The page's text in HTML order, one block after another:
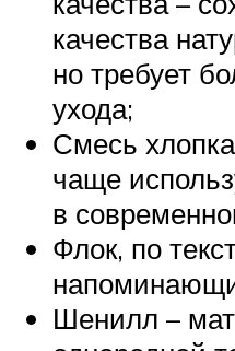
качества
но требует
ухода;
Смесь
чаще
в
Флок, по
Шенилл –